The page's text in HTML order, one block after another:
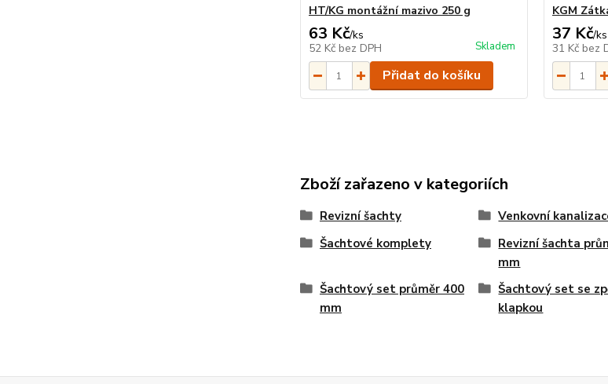
HT/KG montážní mazivo 250 g
63 Kč/ks
52 Kč bez DPH Skladem
Přidat do košíku
KGM
37 Kč/ks
31 Kč bez
Zboží zařazeno v kategoriích
Revizní šachty Venkovní
Šachtové komplety
Revizní šachta
mm
Šachtový set průměr 400
mm
Šachtový set se
klapkou